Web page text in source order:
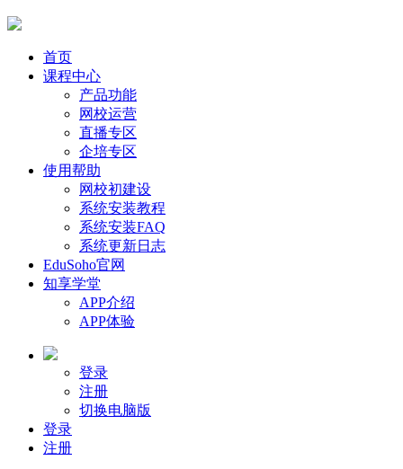
首页
课程中心
产品功能
网校运营
直播专区
企培专区
使用帮助
网校初建设
系统安装教程
系统安装FAQ
系统更新日志
EduSoho官网
知享学堂
APP介绍
APP体验
登录
注册
切换电脑版
登录
注册